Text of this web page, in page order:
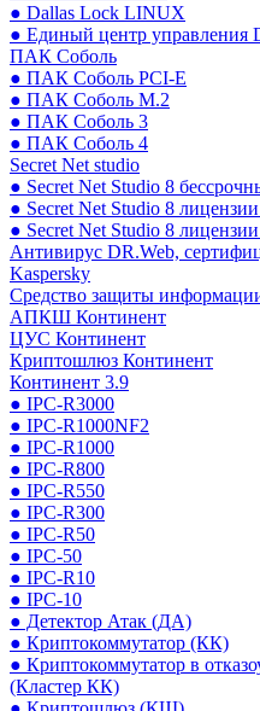
● Dallas Lock LINUX
● Единый центр управления
ПАК Соболь
● ПАК Соболь PCI-E
● ПАК Соболь М.2
● ПАК Соболь 3
● ПАК Соболь 4
Secret Net studio
● Secret Net Studio 8
● Secret Net Studio 8
● Secret Net Studio 8
Антивирус DR.Web,
Kaspersky
Средство защиты
АПКШ Континент
ЦУС Континент
Криптошлюз Континент
Континент 3.9
● IPC-R3000
● IPC-R1000NF2
● IPC-R1000
● IPC-R800
● IPC-R550
● IPC-R300
● IPC-R50
● IPC-50
● IPC-R10
● IPC-10
● Детектор Атак (ДА)
● Криптокоммутатор (КК)
● Криптокоммутатор в
(Кластер КК)